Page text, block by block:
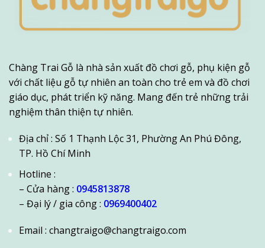
Chàng Trai Gỗ là nhà sản xuất đồ chơi gỗ, phụ kiện gỗ
với chất liệu gỗ tự nhiên an toàn cho trẻ em và đồ chơi
giáo dục, phát triển kỹ năng. Mang đến trẻ những trải
nghiệm thân thiện tự nhiên.
Địa chỉ : Số 1 Thạnh Lộc 31, Phường An Phú Đông,
TP. Hồ Chí Minh
Hotline :
– Cửa hàng : 0945813878
– Đại lý / gia công : 0969400402
Email : changtraigo@changtraigo.com